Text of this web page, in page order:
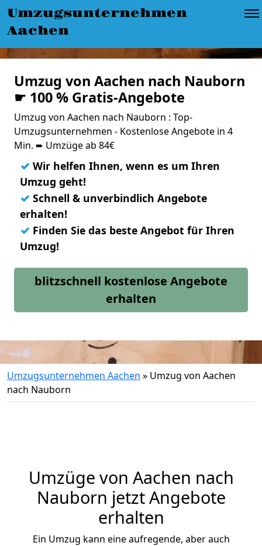
Umzugsunternehmen
Aachen
Umzug von Aachen nach Nauborn
☛ 100 % Gratis-Angebote
Umzug von Aachen nach Nauborn : Top-
Umzugsunternehmen - Kostenlose Angebote in 4
Min. ➨ Umzüge ab 84€
✓ Wir helfen Ihnen, wenn es um Ihren
Umzug geht!
✓ Schnell & unverbindlich Angebote
erhalten!
✓ Finden Sie das beste Angebot für Ihren
Umzug!
blitzschnell kostenlose Angebote
erhalten
Umzugsunternehmen Aachen » Umzug von Aachen
nach Nauborn
Umzüge von Aachen nach
Nauborn jetzt Angebote
erhalten
Ein Umzug kann eine aufregende, aber auch